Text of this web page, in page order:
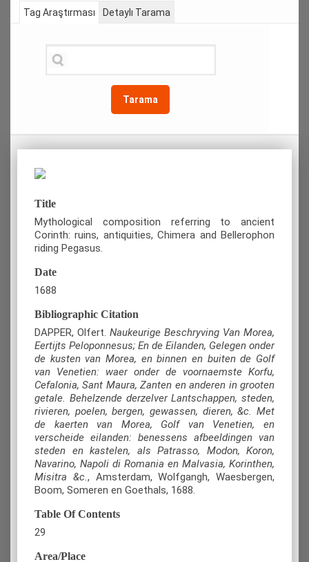
Tag Araştırması
Tarama
Detaylı Tarama
Title
Mythological composition referring to ancient
Corinth: ruins, antiquities, Chimera and Bellerophon
riding Pegasus.
Date
1688
Bibliographic Citation
DAPPER, Olfert. Naukeurige Beschryving Van Morea,
Eertijts Peloponnesus; En de Eilanden, Gelegen onder
de kusten van Morea, en binnen en buiten de Golf
van Venetien: waer onder de voornaemste Korfu,
Cefalonia, Sant Maura, Zanten en anderen in grooten
getale. Behelzende derzelver Lantschappen, steden,
rivieren, poelen, bergen, gewassen, dieren, &c. Met
de kaerten van Morea, Golf van Venetien, en
verscheide eilanden: benessens afbeeldingen van
steden en kastelen, als Patrasso, Modon, Koron,
Navarino, Napoli di Romania en Malvasia, Korinthen,
Misitra &c., Amsterdam, Wolfgangh, Waesbergen,
Boom, Someren en Goethals, 1688.
Table Of Contents
29
Area/Place